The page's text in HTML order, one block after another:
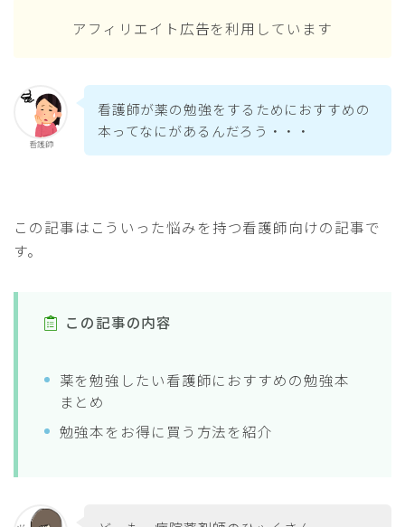
アフィリエイト広告を利用しています
看護師
看護師が薬の勉強をするためにおすすめの
本ってなにがあるんだろう・・・
この記事はこういった悩みを持つ看護師向けの記事で
す。
この記事の内容
薬を勉強したい看護師におすすめの勉強本
まとめ
勉強本をお得に買う方法を紹介